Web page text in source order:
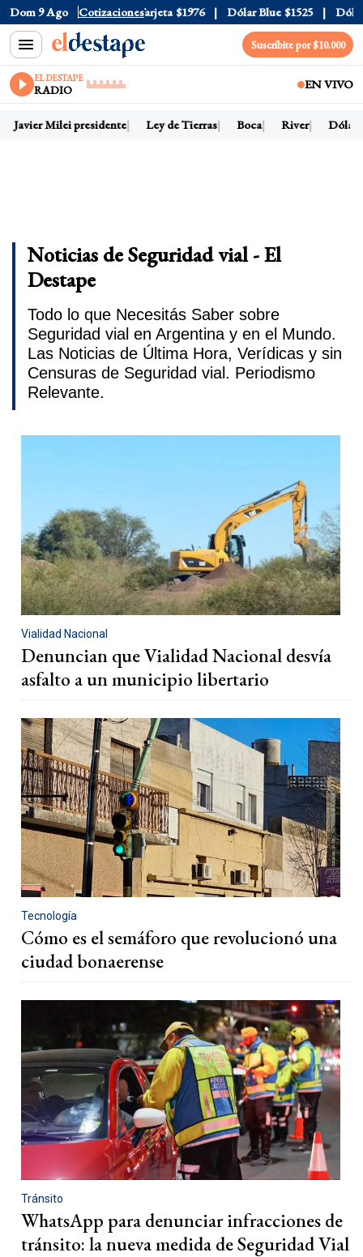
Dom 9 Ago Cotizaciones
$1520 Dólar Tarjeta $1976 Dólar Blue $1525 Dólar
Suscribite por $10.000
EL DESTAPE
RADIO EN VIVO
Javier Milei presidente Ley de Tierras Boca River Dólar
Noticias de Seguridad vial - El
Destape
Todo lo que Necesitás Saber sobre
Seguridad vial en Argentina y en el Mundo.
Las Noticias de Última Hora, Verídicas y sin
Censuras de Seguridad vial. Periodismo
Relevante.
Vialidad Nacional
Denuncian que Vialidad Nacional desvía
asfalto a un municipio libertario
Tecnología
Cómo es el semáforo que revolucionó una
ciudad bonaerense
Tránsito
WhatsApp para denunciar infracciones de
tránsito: la nueva medida de Seguridad Vial